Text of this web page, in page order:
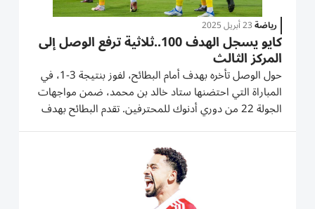
رياضة23 أبريل 2025
كايو يسجل الهدف 100..ثلاثية ترفع الوصل إلى
المركز الثالث
حول الوصل تأخره بهدف أمام البطائح، لفوز بنتيجة 3-1، في
المباراة التي احتضنها ستاد خالد بن محمد، ضمن مواجهات
الجولة 22 من دوري أدنوك للمحترفين. تقدم البطائح بهدف
رائع في الدقيقة الخامسة عن طريق أولريش سيدوين، وسجل